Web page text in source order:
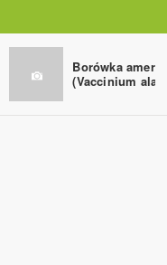
Borówka
(Vaccinium